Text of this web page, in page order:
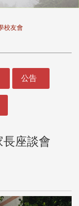
校友會
公告
座談會